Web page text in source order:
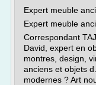
Expert meuble
Expert meuble
Correspondant
David, expert en
montres, design,
anciens et objets
modernes ? Art